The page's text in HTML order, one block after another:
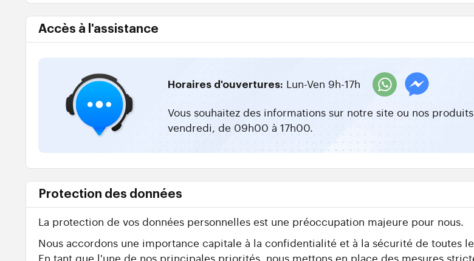
Accès à l'assistance
Horaires d'ouvertures: Lun-Ven 9h-17h
Vous souhaitez des informations sur notre site ou nos
vendredi, de 09h00 à 17h00.
Protection des données
La protection de vos données personnelles est une préoccupation majeure pour nous.
Nous accordons une importance capitale à la confidentialité et à la sécurité de toutes
En tant que l'une de nos principales priorités, nous mettons en place des mesures